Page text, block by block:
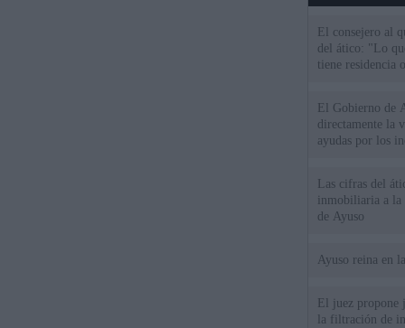
El consejero al
del ático: "Lo
tiene residencia
El Gobierno de
directamente la
ayudas por los
Las cifras del
inmobiliaria a la
de Ayuso
Ayuso reina en
El juez propone
la filtración de